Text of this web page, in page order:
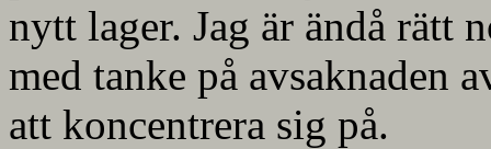
nytt lager. Jag är ändå rätt
med tanke på avsaknaden
att koncentrera sig på.